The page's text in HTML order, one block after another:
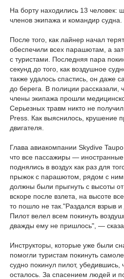
На борту находились 13 человек:
членов экипажа и командир судна.
После того, как лайнер начал
обеспечили всех парашютам, а
с туристами. Последняя пара
секунд до того, как воздушное
также удалось спастись, он даже
до берега. В полиции рассказали,
члены экипажа прошли
Серьезных травм никто не
Press. Как выяснилось, крушение
двигателя.
Глава авиакомпании Skydive
что все пассажиры —
поднялись в воздух как раз для
прыжок с парашютом, рядом с
должны были прыгнуть с высоты
вскоре после взлета, на высоте
то пошло не так."Раздался взрыв и
Пилот велел всем покинуть
дважды ему не пришлось", —
Инструкторы, которые уже были
помогли туристам покинуть
судно покинул пилот, убедившись,
осталось. За спасением людей и